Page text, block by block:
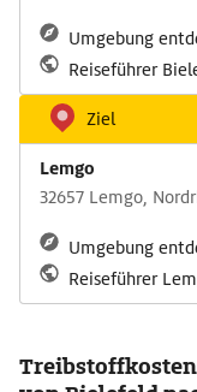
Umgebung
Reiseführer
Ziel
Lemgo
32657 Lemgo,
Umgebung
Reiseführer